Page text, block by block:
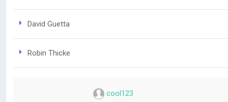
David Guetta
Robin Thicke
cool123